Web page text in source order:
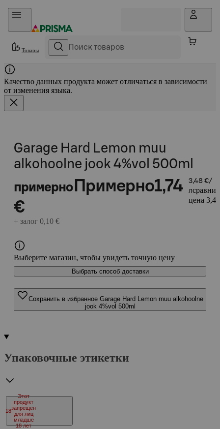
Прыгать в контент
Товары
Качество данных продукта может отличаться в зависимости
от изменения языка.
Garage Hard Lemon muu
alkohoolne jook 4%vol 500ml
примерно Примерно1,74
€
3,48 €/
л
цена
+ залог 0,10 €
Выберите магазин, чтобы увидеть точную цену
Выбрать способ доставки
Сохранить в избранное Garage Hard Lemon muu alkohoolne
jook 4%vol 500ml
Упаковочные этикетки
18
Этот
продукт
запрещен
для лиц
младше
18 лет